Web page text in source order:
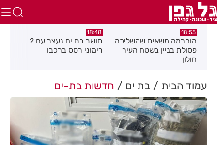
18:55
הוחרמה משאית שהשליכה
פסולת בניין בשטח העיר
חולון
18:48
תושב בת ים נעצר עם 2
רימוני רסס ברכבו
עמוד הבית בת ים חדשות בת-ים